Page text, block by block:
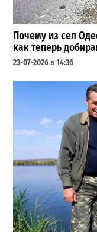
Почему из сел
как теперь
23-07-2026 в 14:36